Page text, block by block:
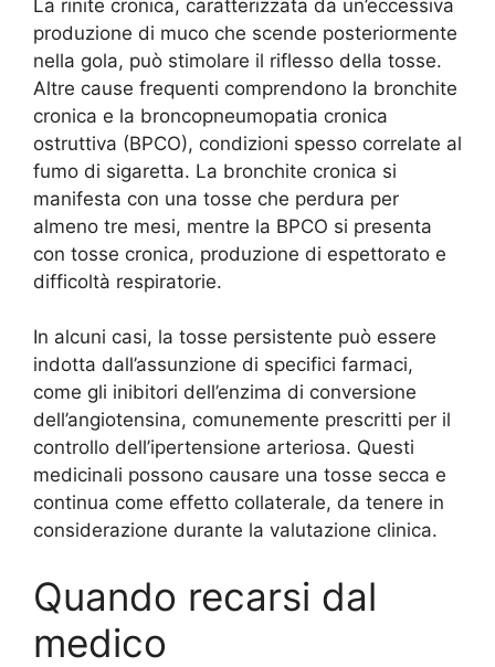
La rinite cronica, caratterizzata da un’eccessiva
produzione di muco che scende posteriormente
nella gola, può stimolare il riflesso della tosse.
Altre cause frequenti comprendono la bronchite
cronica e la broncopneumopatia cronica
ostruttiva (BPCO), condizioni spesso correlate al
fumo di sigaretta. La bronchite cronica si
manifesta con una tosse che perdura per
almeno tre mesi, mentre la BPCO si presenta
con tosse cronica, produzione di espettorato e
difficoltà respiratorie.
In alcuni casi, la tosse persistente può essere
indotta dall’assunzione di specifici farmaci,
come gli inibitori dell’enzima di conversione
dell’angiotensina, comunemente prescritti per il
controllo dell’ipertensione arteriosa. Questi
medicinali possono causare una tosse secca e
continua come effetto collaterale, da tenere in
considerazione durante la valutazione clinica.
Quando recarsi dal
medico